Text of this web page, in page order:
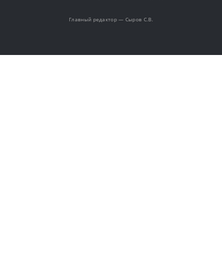
Главный редактор — Сыров С.В.